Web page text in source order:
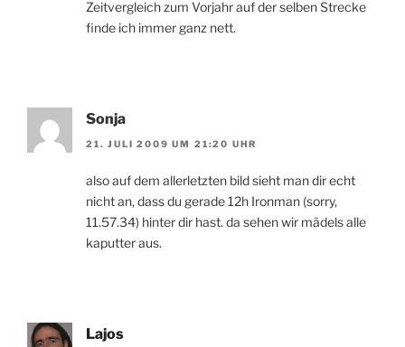
Zeitvergleich zum Vorjahr auf der selben Strecke
finde ich immer ganz nett.
Sonja
21. JULI 2009 UM 21:20 UHR
also auf dem allerletzten bild sieht man dir echt
nicht an, dass du gerade 12h Ironman (sorry,
11.57.34) hinter dir hast. da sehen wir mädels alle
kaputter aus.
Lajos